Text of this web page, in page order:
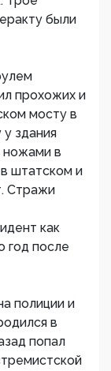
были
прохожих и
мосту в
здания
ножами в
штатском и
Стражи
как
год после
полиции и
в
попал